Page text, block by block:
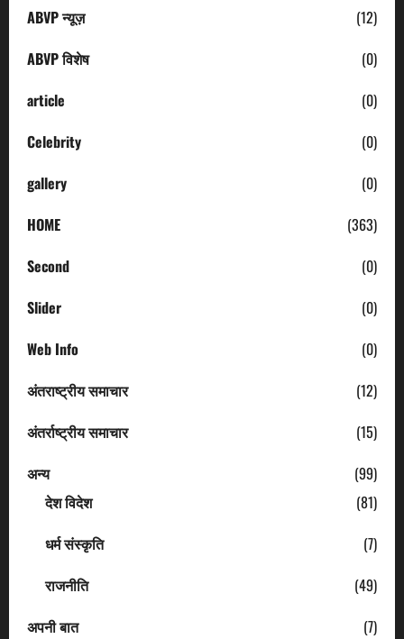
ABVP न्यूज़
(12)
ABVP विशेष
(0)
article
(0)
Celebrity
(0)
gallery
(0)
HOME
(363)
Second
(0)
Slider
(0)
Web Info
(0)
अंतराष्ट्रीय समाचार
(12)
अंतर्राष्ट्रीय समाचार
(15)
अन्य
(99)
देश विदेश
(81)
धर्म संस्कृति
(7)
राजनीति
(49)
अपनी बात
(7)